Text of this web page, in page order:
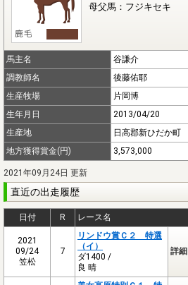
母父馬：フジキセキ
馬主名
谷謙介
調教師名
後藤佑耶
生産牧場
片岡博
生年月日
2013/04/20
生産地
日高郡新ひだか町
地方獲得賞金(円)
3,573,000
2021年09月24日 更新
直近の出走履歴
日付 R レース名
2021
09/24
笠松
7
リンドウ賞Ｃ２ 特選
（イ）
ダ1400 /
良 晴
詳細